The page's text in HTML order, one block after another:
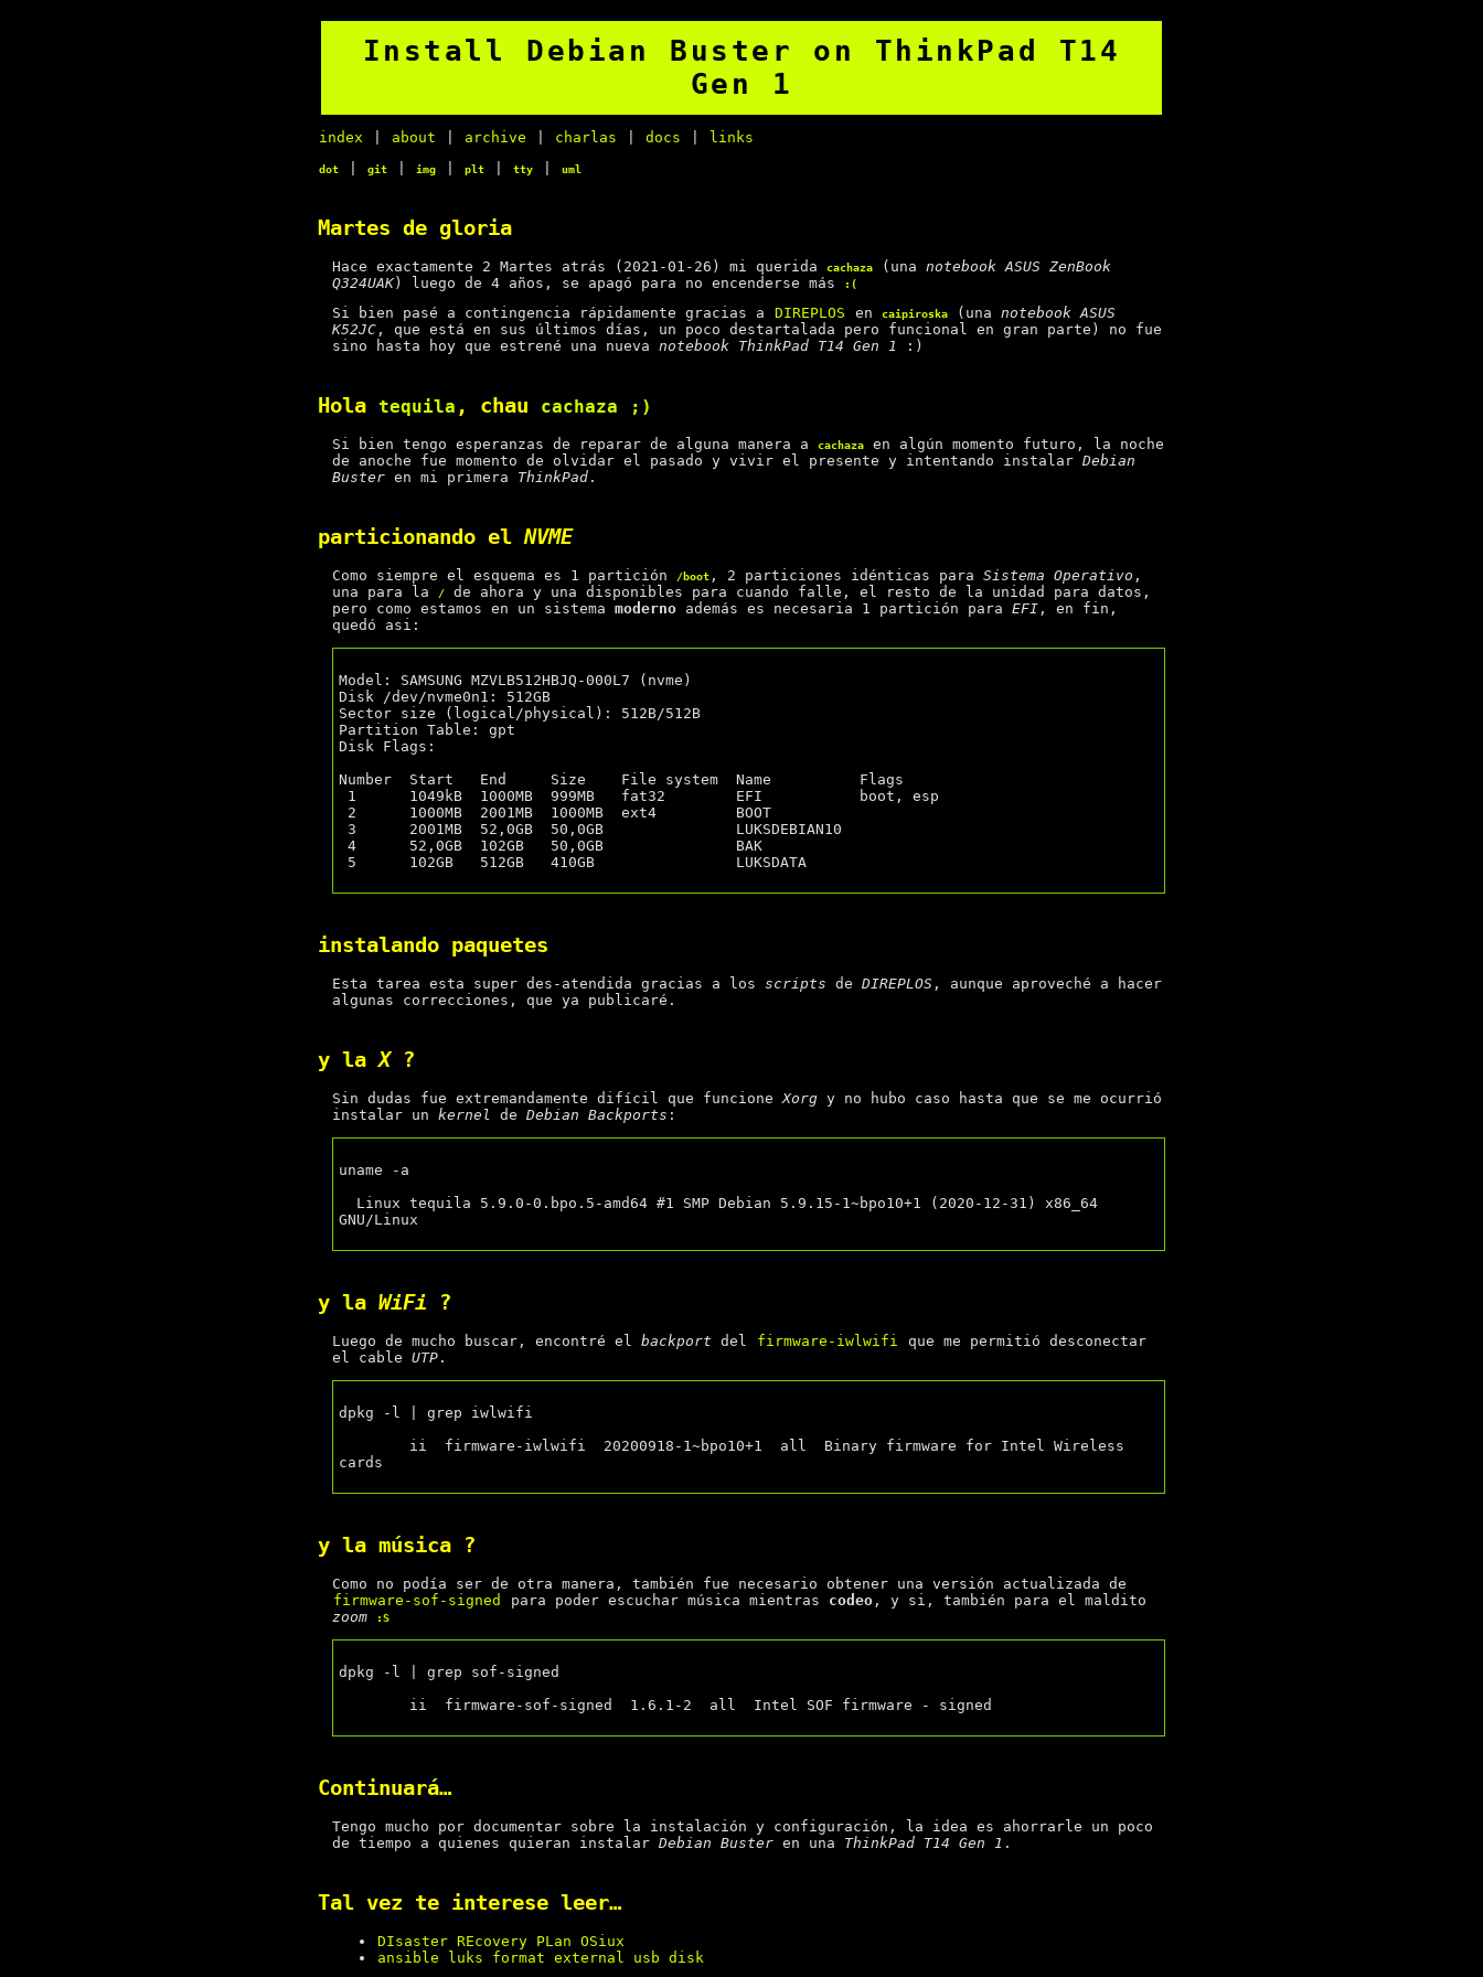
Install Debian Buster on ThinkPad T14
Gen 1
index about archive charlas docs links
dot git img plt tty uml
Martes de gloria
Hace exactamente 2 Martes atrás (2021-01-26) mi querida cachaza(una notebook ASUS ZenBook
Q324UAK) luego de 4 años, se apagó para no encenderse más :(
Si bien pasé a contingencia rápidamente gracias a DIREPLOS en caipiroska(una notebook ASUS
K52JC, que está en sus últimos días, un poco destartalada pero funcional en gran parte) no fue
sino hasta hoy que estrené una nueva notebook ThinkPad T14 Gen 1 :)
Hola tequila , chau cachaza ;)
Si bien tengo esperanzas de reparar de alguna manera a cachazaen algún momento futuro, la noche
de anoche fue momento de olvidar el pasado y vivir el presente y intentando instalar Debian
Busteren mi primera ThinkPad.
particionando elNVME
Como siempre el esquema es 1 partición /boot, 2 particiones idénticas para Sistema Operativo ,
una para la
/de ahora y una disponibles para cuando falle, el resto de la unidad para datos,
pero como estamos en un sistema modernoademás es necesaria 1 partición para EFI, en fin,
quedó asi:
Model: SAMSUNG MZVLB512HBJQ-000L7 (nvme)
Disk /dev/nvme0n1: 512GB
Sector size (logical/physical): 512B/512B
Partition Table: gpt
Disk Flags:
Number  Start   End     Size    File system  Name          Flags
3      2001MB  52,0GB  50,0GB               LUKSDEBIAN10
4      52,0GB  102GB   50,0GB               BAK
instalando paquetes
Esta tarea esta super des-atendida gracias a los scripts de DIREPLOS, aunque aproveché a hacer
algunas correcciones, que ya publicaré.
y laX?
Sin dudas fue extremandamente difícil que funcioneXorgy no hubo caso hasta que se me ocurrió
instalar un kernel de Debian Backports :
uname -a
GNU/Linux
y la WiFi ?
Luego de mucho buscar, encontré el backport del firmware-iwlwifi
que me permitió desconectar
el cable UTP.
dpkg -l | grep iwlwifi
cards
y la música ?
Como no podía ser de otra manera, también fue necesario obtener una versión actualizada de
firmware-sof-signed
para poder escuchar música mientras codeo, y si, también para el maldito
zoom
:S
dpkg -l | grep sof-signed
Continuará…
Tengo mucho por documentar sobre la instalación y configuración, la idea es ahorrarle un poco
de tiempo a quienes quieran instalar Debian Busteren una ThinkPad T14 Gen 1 .
Tal vez te interese leer…
DIsaster REcovery PLan OSiux
ansible luks format external usb disk